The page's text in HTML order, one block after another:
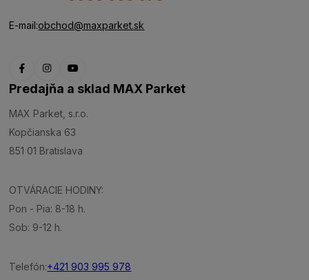
E-mail:obchod@maxparket.sk
Predajňa a sklad MAX Parket
MAX Parket, s.r.o.
Kopčianska 63
851 01 Bratislava
OTVÁRACIE HODINY:
Pon - Pia: 8-18 h.
Sob: 9-12 h.
Telefón:+421 903 995 978